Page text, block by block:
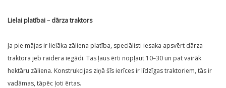
Lielai platībai – dārza traktors
Ja pie mājas ir lielāka zāliena platība, speciālisti iesaka apsvērt dārza
traktora jeb raidera iegādi. Tas ļaus ērti nopļaut 10–30 un pat vairāk
hektāru zāliena. Konstrukcijas ziņā šīs ierīces ir līdzīgas traktoriem, tās ir
vadāmas, tāpēc ļoti ērtas.